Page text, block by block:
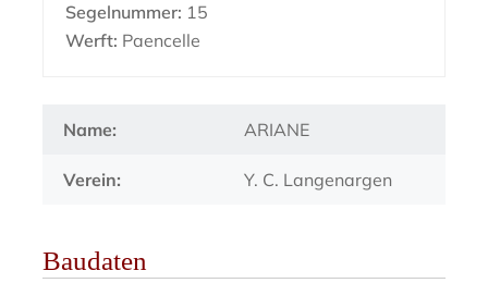
Segelnummer: 15
Werft: Paencelle
Name: ARIANE
Verein: Y. C. Langenargen
Baudaten